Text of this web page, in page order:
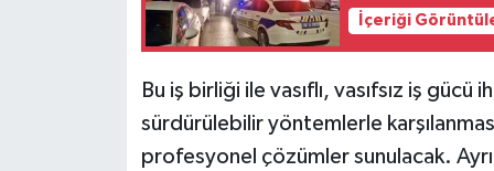
İçeriği
Bu iş birliği ile vasıflı, vasıfsız iş
sürdürülebilir yöntemlerle
profesyonel çözümler sunulacak.